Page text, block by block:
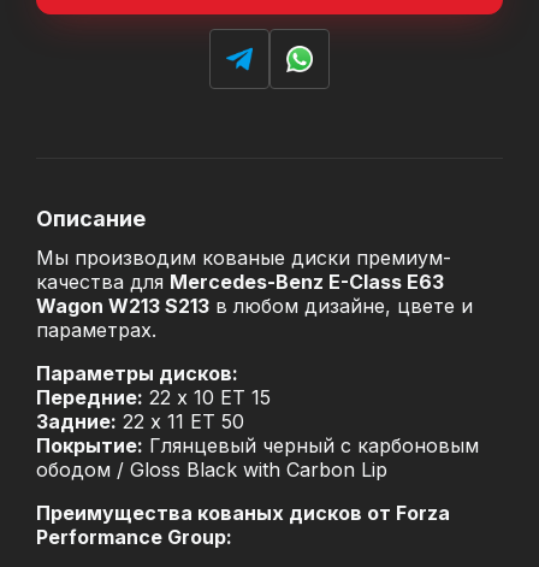
Описание
Мы производим кованые диски премиум-
качества для Mercedes-Benz E-Class E63
Wagon W213 S213 в любом дизайне, цвете и
параметрах.
Параметры дисков:
Передние: 22 x 10 ET 15
Задние: 22 x 11 ET 50
Покрытие: Глянцевый черный с карбоновым
ободом / Gloss Black with Carbon Lip
Преимущества кованых дисков от Forza
Performance Group: